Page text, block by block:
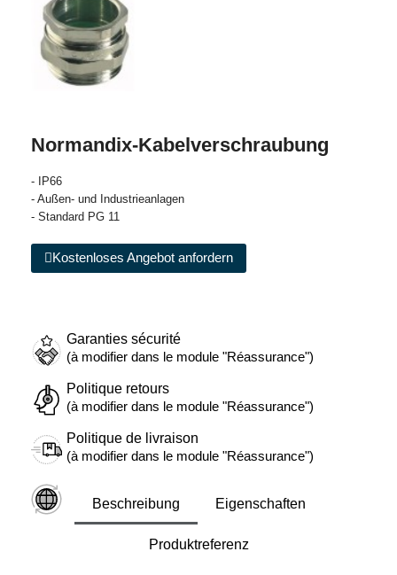
Normandix-Kabelverschraubung
- IP66
- Außen- und Industrieanlagen
- Standard PG 11
Kostenloses Angebot anfordern
Garanties sécurité
(à modifier dans le module "Réassurance")
Politique retours
(à modifier dans le module "Réassurance")
Politique de livraison
(à modifier dans le module "Réassurance")
Beschreibung Eigenschaften
Produktreferenz